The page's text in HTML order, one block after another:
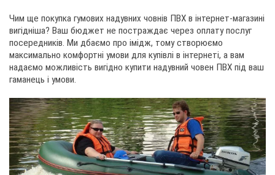
Чим ще покупка гумових надувних човнів ПВХ в інтернет-магазині
вигідніша? Ваш бюджет не постраждає через оплату послуг
посередників. Ми дбаємо про імідж, тому створюємо
максимально комфортні умови для купівлі в інтернеті, а вам
надаємо можливість вигідно купити надувний човен ПВХ під ваш
гаманець і умови.